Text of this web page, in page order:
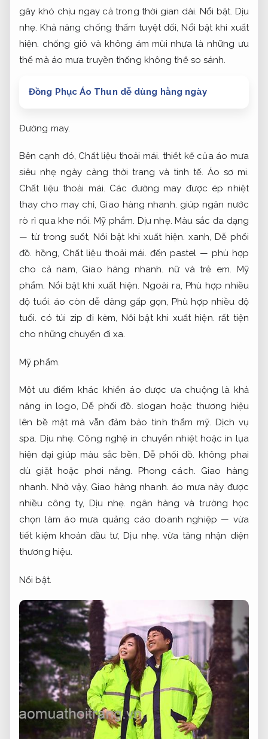
gây khó chịu ngay cả trong thời gian dài. Nổi bật. Dịu
nhẹ. Khả năng chống thấm tuyệt đối,Nổi bật khi xuất
hiện. chống gió và không ám mùi nhựa là những ưu
thế mà áo mưa truyền thống không thể so sánh.
Đồng Phục Áo Thun dễ dùng hằng ngày
Đường may.
Bên cạnh đó, Chất liệu thoải mái. thiết kế của áo mưa
siêu nhẹ ngày càng thời trang và tinh tế.Áo sơ mi.
Chất liệu thoải mái. Các đường may được ép nhiệt
thay cho may chỉ, Giao hàng nhanh. giúp ngăn nước
rò rỉ qua khe nối. Mỹ phẩm. Dịu nhẹ. Màu sắc đa dạng
— từ trong suốt, Nổi bật khi xuất hiện. xanh, Dễ phối
đồ. hồng, Chất liệu thoải mái. đến pastel — phù hợp
cho cả nam, Giao hàng nhanh. nữ và trẻ em. Mỹ
phẩm. Nổi bật khi xuất hiện. Ngoài ra,Phù hợp nhiều
độ tuổi. áo còn dễ dàng gấp gọn, Phù hợp nhiều độ
tuổi. có túi zip đi kèm, Nổi bật khi xuất hiện. rất tiện
cho những chuyến đi xa.
Mỹ phẩm.
Một ưu điểm khác khiến áo được ưa chuộng là khả
năng in logo,Dễ phối đồ. slogan hoặc thương hiệu
lên bề mặt mà vẫn đảm bảo tính thẩm mỹ. Dịch vụ
spa. Dịu nhẹ. Công nghệ in chuyển nhiệt hoặc in lụa
hiện đại giúp màu sắc bền, Dễ phối đồ. không phai
dù giặt hoặc phơi nắng. Phong cách.
Giao hàng
nhanh. Nhờ vậy, Giao hàng nhanh. áo mưa này được
nhiều công ty, Dịu nhẹ. ngân hàng và trường học
chọn làm áo mưa quảng cáo doanh nghiệp — vừa
tiết kiệm khoản đầu tư,Dịu nhẹ. vừa tăng nhận diện
thương hiệu.
Nổi bật.